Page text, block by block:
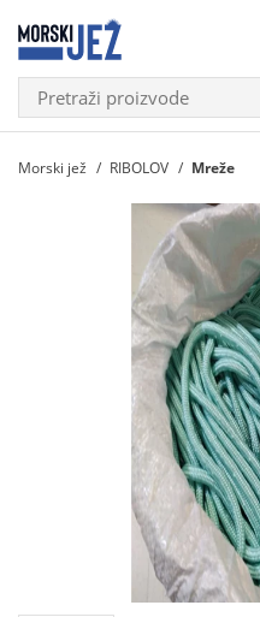
Morski jež RIBOLOV Mreže